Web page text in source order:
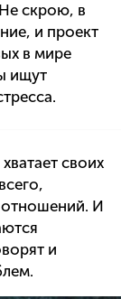
скрою, в
и проект
в мире
ищут
своих
И
и